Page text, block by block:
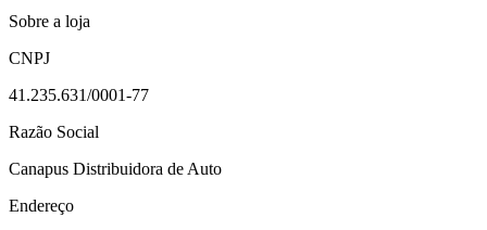
Sobre a loja
CNPJ
41.235.631/0001-77
Razão Social
Canapus Distribuidora de Auto
Endereço